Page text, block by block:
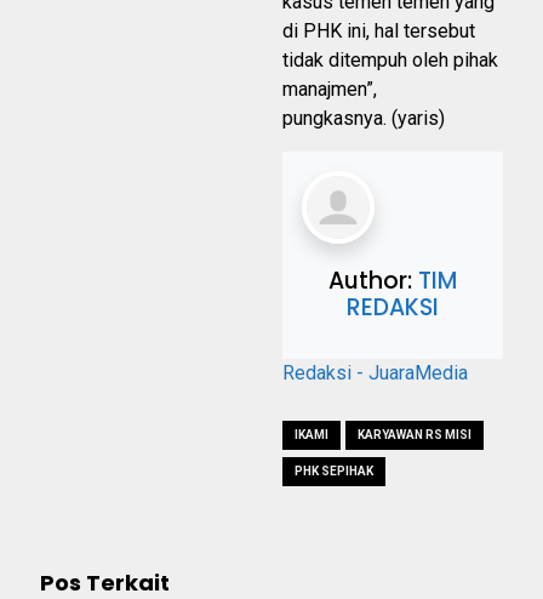
di PHK ini, hal tersebut
tidak ditempuh oleh pihak
manajmen”,
pungkasnya. (yaris)
Author: TIM
REDAKSI
Redaksi - JuaraMedia
IKAMI KARYAWAN RS MISI
PHK SEPIHAK
Pos Terkait